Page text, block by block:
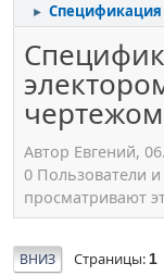
►
чертежом
Автор Евгений,
0 Пользователи и
просматривают
ВНИЗ Страницы 1